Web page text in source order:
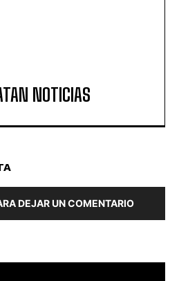
NOTICIAS
DEJAR UN COMENTARIO